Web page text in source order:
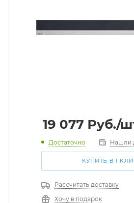
19 077 Руб./
Достаточно Нашли
КУПИТЬ В 1
Рассчитать доставку
Хочу в подарок